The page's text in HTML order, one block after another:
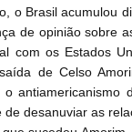
o Brasil acumulou
de opinião sobre
com os Estados
de Celso
desanuviar as